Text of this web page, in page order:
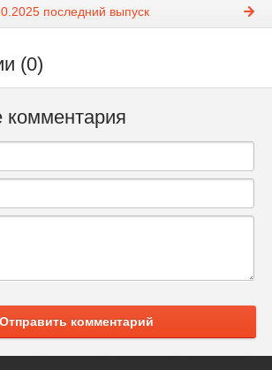
последний выпуск
(0)
комментария
Отправить комментарий